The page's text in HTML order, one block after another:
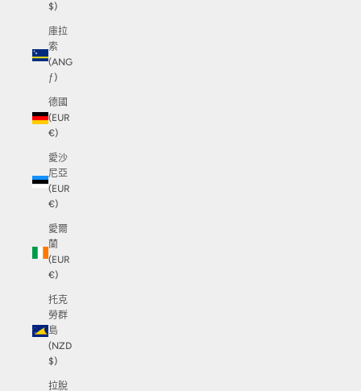
$)
庫拉
索
(ANG
ƒ)
德國
(EUR
€)
愛沙
尼亞
(EUR
€)
愛爾
蘭
(EUR
€)
托克
勞群
島
(NZD
$)
拉脫